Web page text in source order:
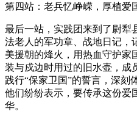
第四站：老兵忆峥嵘，厚植爱
最后一站，实践团来到了尉犁
法老人的军功章、战地日记，
美援朝的烽火，用热血守护家
装与戍边时用过的旧水壶，成
践行“保家卫国”的誓言，深刻
他们纷纷表示，要传承这份爱
华。